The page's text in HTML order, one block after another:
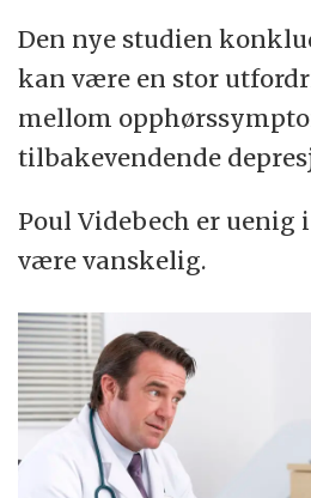
Den nye studien
kan være en stor
mellom
tilbakevendende
Poul Videbech er uenig
være vanskelig.